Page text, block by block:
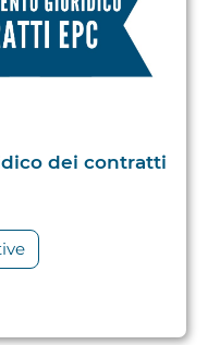
dei contratti